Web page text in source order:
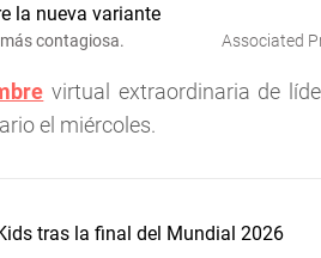
contagiosa. Associated
virtual extraordinaria de
el miércoles.
tras la final del Mundial 2026